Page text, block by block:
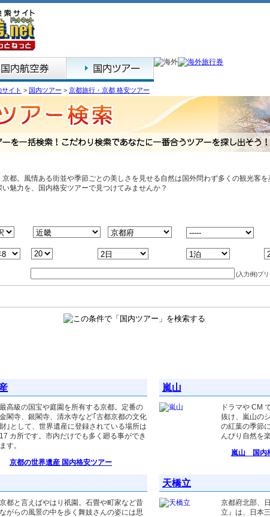
イト > 国内ツアー > 京都旅行・京都 格安ツアー
京都。風情ある街並や季節ごとの美しさを見せる自然は国外問わず多くの観光客
魅力を、国内格安ツアーで見つけてみませんか？
(入力例)プ
最高級の国宝や庭園を所有する京都。定番の
金閣寺、銀閣寺、清水寺など｢古都京都の文化
財｣として、世界遺産に登録されている場所は
17 カ所です。市内だけでも多く廻る事ができ
ます。
京都の世界遺産 国内格安ツアー
京都と言えばやはり祇園。石畳や町家など昔
ながらの風景の中を歩く舞妓さんの姿には思
嵐山
ドラマや CM
抜け、嵐山の
の紅葉の季節
んびり自然を
嵐山 国内
天橋立
京都府北部、
立』は、日本